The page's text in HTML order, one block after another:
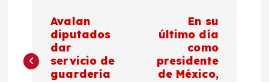
v
Avalan
diputados
dar
servicio de
guardería
En su
último día
como
presidente
de México,